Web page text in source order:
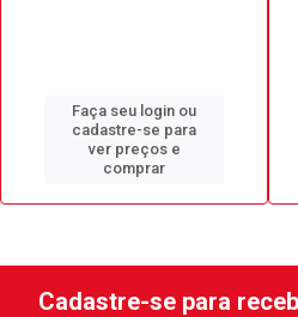
Faça seu login ou
cadastre-se para
ver preços e
comprar
Cadastre-se para